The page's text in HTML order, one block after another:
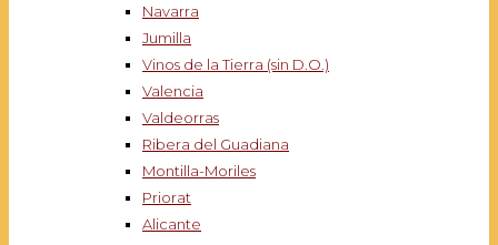
Navarra
Jumilla
Vinos de la Tierra (sin D.O.)
Valencia
Valdeorras
Ribera del Guadiana
Montilla-Moriles
Priorat
Alicante